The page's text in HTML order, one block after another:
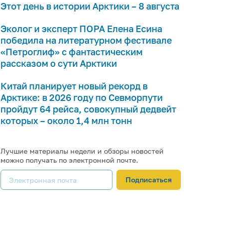
Этот день в истории Арктики – 8 августа
Эколог и эксперт ПОРА Елена Есина
победила на литературном фестивале
«Петроглиф» с фантастическим
рассказом о сути Арктики
Китай планирует новый рекорд в
Арктике: в 2026 году по Севморпути
пройдут 64 рейса, совокупный дедвейт
которых – около 1,4 млн тонн
Лучшие материалы недели и обзоры новостей
можно получать по электронной почте.
Подписаться